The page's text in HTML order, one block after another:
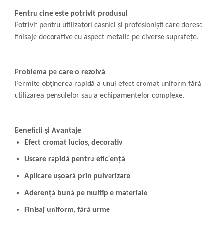
Pentru cine este potrivit produsul
Potrivit pentru utilizatori casnici și profesioniști care doresc
finisaje decorative cu aspect metalic pe diverse suprafețe.
Problema pe care o rezolvă
Permite obținerea rapidă a unui efect cromat uniform fără
utilizarea pensulelor sau a echipamentelor complexe.
Beneficii și Avantaje
Efect cromat lucios, decorativ
Uscare rapidă pentru eficiență
Aplicare ușoară prin pulverizare
Aderență bună pe multiple materiale
Finisaj uniform, fără urme